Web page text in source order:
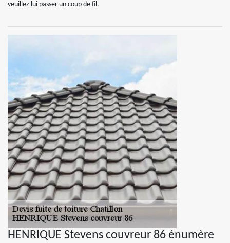
veuillez lui passer un coup de fil.
HENRIQUE Stevens couvreur 86 énumère